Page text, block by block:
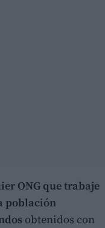
ONG que trabaje
población
obtenidos con